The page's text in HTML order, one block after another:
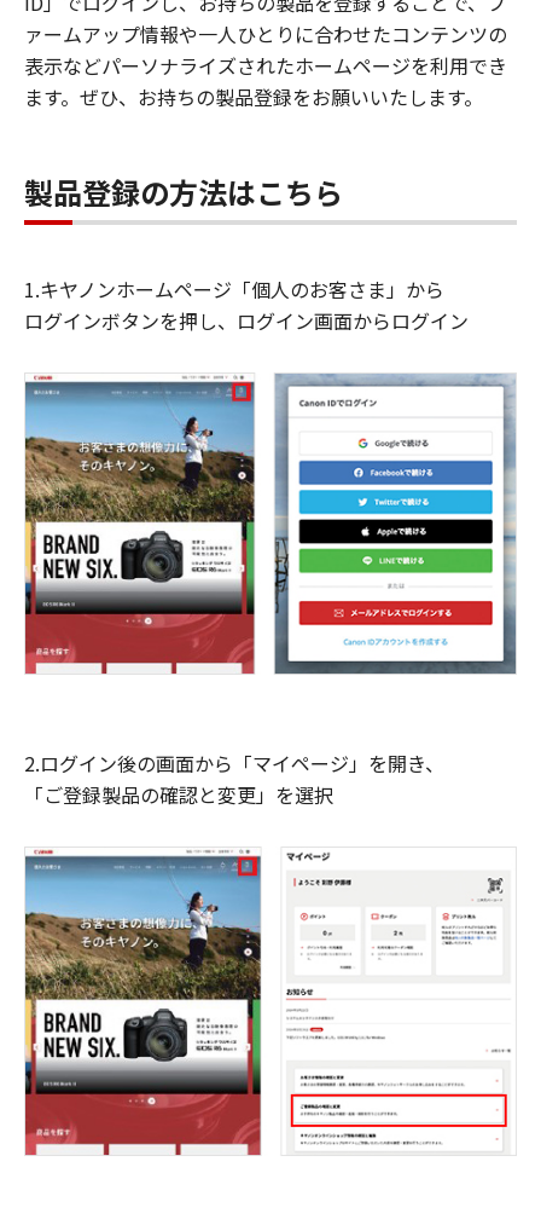
ァームアップ情報や一人ひとりに合わせたコンテンツの
表示などパーソナライズされたホームページを利用でき
ます。ぜひ、お持ちの製品登録をお願いいたします。
製品登録の方法はこちら
1.キヤノンホームページ「個人のお客さま」から
ログインボタンを押し、ログイン画面からログイン
2.ログイン後の画面から「マイページ」を開き、
「ご登録製品の確認と変更」を選択